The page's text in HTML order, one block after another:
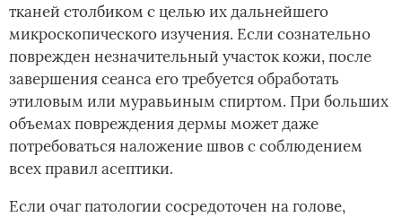
тканей столбиком с целью их дальнейшего
микроскопического изучения. Если сознательно
поврежден незначительный участок кожи, после
завершения сеанса его требуется обработать
этиловым или муравьиным спиртом. При больших
объемах повреждения дермы может даже
потребоваться наложение швов с соблюдением
всех правил асептики.
Если очаг патологии сосредоточен на голове,